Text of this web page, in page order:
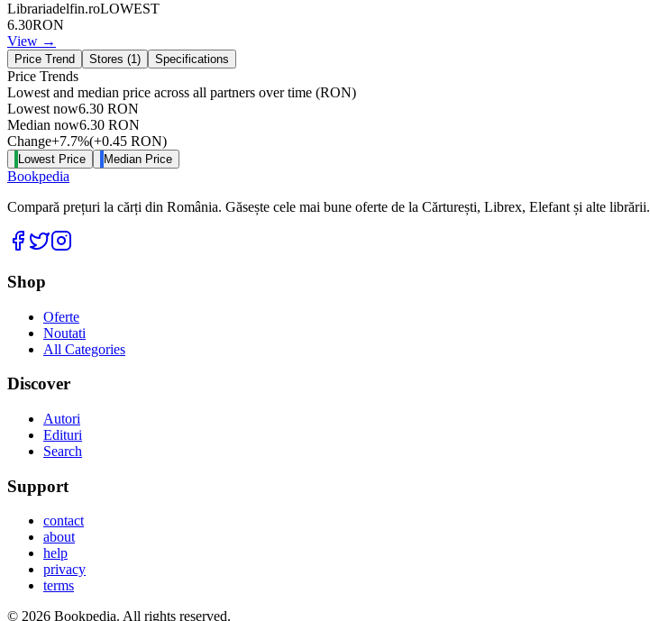
Librariadelfin.roLOWEST
6.30RON
View →
Price Trend Stores (1) Specifications
Price Trends
Lowest and median price across all partners over time (RON)
Lowest now6.30 RON
Median now6.30 RON
Change+7.7%(+0.45 RON)
Lowest Price Median Price
Bookpedia
Compară prețuri la cărți din România. Găsește cele mai bune oferte de la Cărturești, Librex, Elefant și alte librării.
Facebook
Twitter
Shop
Oferte
Noutati
All Categories
Discover
Autori
Edituri
Search
Support
contact
about
help
privacy
terms
© 2026 Bookpedia. All rights reserved.